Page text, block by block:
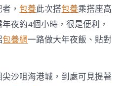
者，包養此次搭包養乘搭座高
夜約4個小時，很是便利，
包養網一路做大年夜飯、貼對
沙咀海港城，到處可見提著